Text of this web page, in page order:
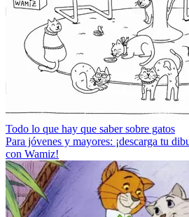
Todo lo que hay que saber sobre gatos
Para jóvenes y mayores: ¡descarga tu
con Wamiz!